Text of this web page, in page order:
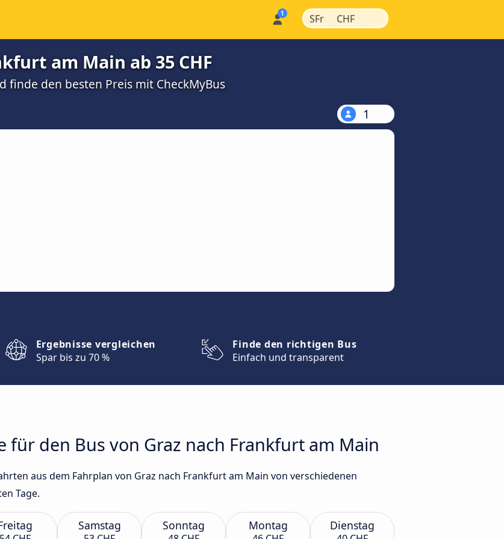
SFr | CHF |
am Main ab 35 CHF
den besten Preis mit CheckMyBus
1
Ergebnisse vergleichen
Spar bis zu 70 %
Finde den richtigen Bus
Einfach und transparent
für den Bus von Graz nach Frankfurt am Main
aus dem Fahrplan von Graz nach Frankfurt am Main von verschiedenen
Tage.
Samstag Sonntag Montag Dienstag